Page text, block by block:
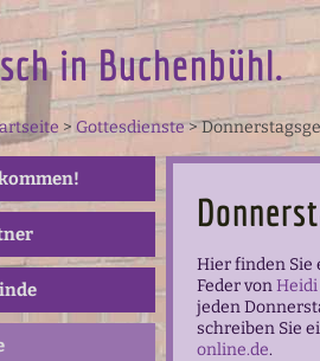
in Buchenbühl.
> Gottesdienste>
Hier finden Sie
Feder vonHeidi
jeden
schreiben Sie
online.de.